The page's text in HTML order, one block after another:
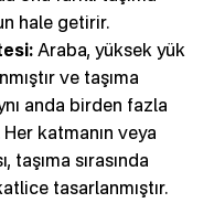
hale getirir.
Araba, yüksek yük
ve taşıma
anda birden fazla
katmanın veya
taşıma sırasında
tasarlanmıştır.